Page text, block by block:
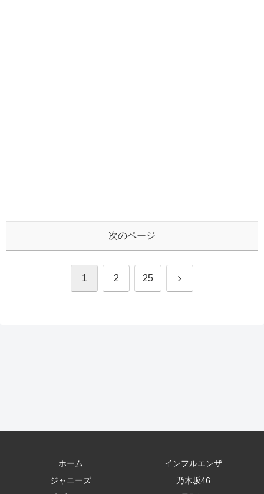
次のページ
1 2 25 次
ホーム
インフルエンザ
ジャニーズ
乃木坂46